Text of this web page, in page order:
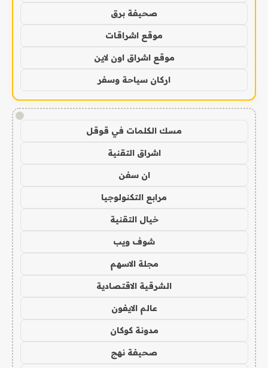
صحيفة برق
موقع اشراقات
موقع اشراق اون لاين
اركان سياحة وسفر
!
مسك الكلمات في قوقل
اشراق التقنية
ان سفن
مرابع التكنولوجيا
خيال التقنية
شوف ويب
مجلة الاسهم
الشرقية الاقتصادية
عالم الايفون
مدونة كوكان
صحيفة نهج